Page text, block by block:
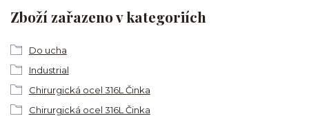
Zboží zařazeno v kategoriích
Do ucha
Industrial
Chirurgická ocel 316L Činka
Chirurgická ocel 316L Činka